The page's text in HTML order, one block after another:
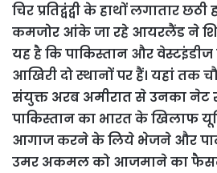
चिर प्रतिद्वंद्वी के हाथों लगातार
कमजोर आंके जा रहे आयरलैंड ने
यह है कि पाकिस्तान और
आखिरी दो स्थानों पर हैं। यहां तक
संयुक्त अरब अमीरात से उनका नेट
पाकिस्तान का भारत के खिलाफ
आगाज करने के लिये भेजने और
उमर अकमल को आजमाने का